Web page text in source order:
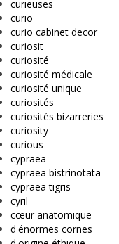
curieuses
curio
curio cabinet decor
curiosit
curiosité
curiosité médicale
curiosité unique
curiosités
curiosités bizarreries
curiosity
curious
cypraea
cypraea bistrinotata
cypraea tigris
cyril
cœur anatomique
d'énormes cornes